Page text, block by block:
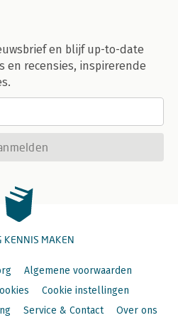
en blijf up-to-date
en recensies, inspirerende
KENNIS MAKEN
Algemene voorwaarden
Cookie instellingen
Service & Contact Over ons